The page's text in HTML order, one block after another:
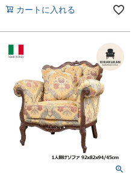
カートに入れる